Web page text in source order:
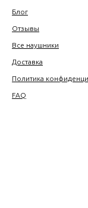
Блог
Отзывы
Все наушники
Доставка
Политика
FAQ